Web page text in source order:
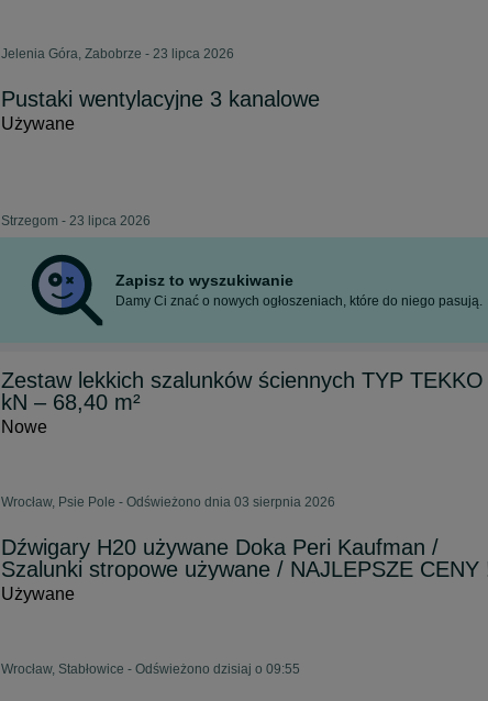
Jelenia Góra, Zabobrze - 23 lipca 2026
Pustaki wentylacyjne 3 kanalowe
Używane
Strzegom - 23 lipca 2026
Zapisz to wyszukiwanie
Damy Ci znać o nowych ogłoszeniach, które do niego pasują.
Zestaw lekkich szalunków ściennych TYP
kN – 68,40 m²
Nowe
Wrocław, Psie Pole - Odświeżono dnia 03 sierpnia 2026
Dźwigary H20 używane Doka Peri Kaufman /
Szalunki stropowe używane / NAJLEPSZE CENY
Używane
Wrocław, Stabłowice - Odświeżono dzisiaj o 09:55